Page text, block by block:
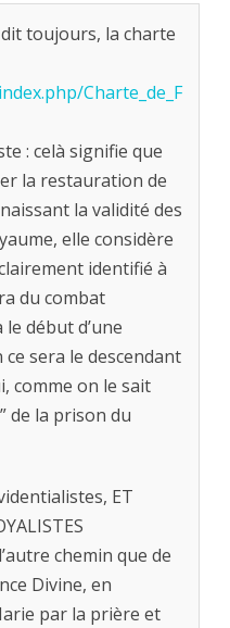
toujours, la charte
Charte_de_F
: celà signifie que
la restauration de
la validité des
elle considère
identifié à
du combat
début d’une
sera le descendant
comme on le sait
de la prison du
ET
chemin que de
Divine, en
par la prière et